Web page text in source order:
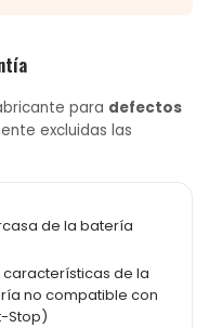
para defectos
excluidas las
de la batería
de la
no compatible con
Stop)